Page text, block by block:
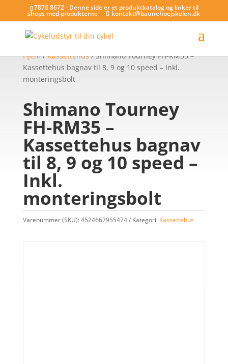
7876 8672 - Denne side er et produktkatalog og linker til
shops med produkterne kontakt@baunehoejskolen.dk
Hjem/Kassettehus/ Shimano Tourney FH-RM35 –
Kassettehus bagnav til 8, 9 og 10 speed – Inkl.
monteringsbolt
Shimano Tourney
FH-RM35 –
Kassettehus bagnav
til 8, 9 og 10 speed –
Inkl.
monteringsbolt
Varenummer (SKU):4524667955474 Kategori: Kassettehus